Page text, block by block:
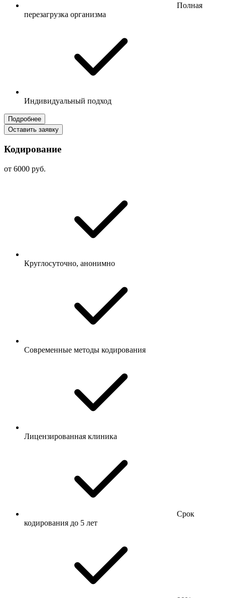
Полная
перезагрузка организма
Индивидуальный подход
Подробнее
Оставить заявку
Кодирование
от 6000 руб.
Круглосуточно, анонимно
Современные методы кодирования
Лицензированная клиника
Срок
кодирования до 5 лет